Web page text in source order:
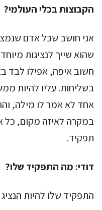
הקבוצות בכלי העולמי?
אני חושב שכל אדם
שהוא שייך לנציגות
חשוב איפה, אפילו לבד
בשליחות. עליו להיות
אחד לא אמר לו מילה,
במקרה לאיזה מקום, כל
תפקיד.
דודי: מה התפקיד שלו?
התפקיד שלו להיות